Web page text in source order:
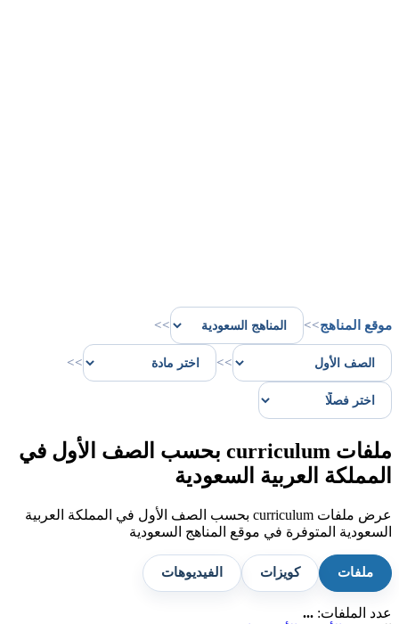
موقع المناهج>>
>>
>>
>>
ملفات curriculum بحسب الصف الأول في
المملكة العربية السعودية
عرض ملفات curriculum بحسب الصف الأول في المملكة العربية
السعودية المتوفرة في موقع المناهج السعودية
ملفات كويزات الفيديوهات
عدد الملفات: ...